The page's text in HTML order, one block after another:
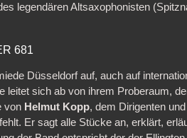
legendären Altsaxophonisten
681
Düsseldorf auf, auch auf
leitet sich ab von ihrem Proberaum,
von Helmut Kopp, dem Dirigenten
Er sagt alle Stücke an, erklärt,